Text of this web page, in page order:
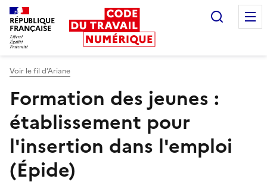
RÉPUBLIQUE
FRANÇAISE
Voir le fil d’Ariane
Formation des jeunes :
établissement pour
l'insertion dans l'emploi
(Épide)